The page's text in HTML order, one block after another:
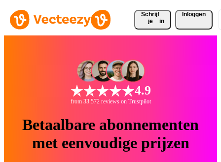
Schrijf
je
in
Inloggen
4.9
from 33.572 reviews on Trustpilot
Betaalbare abonnementen
met eenvoudige prijzen